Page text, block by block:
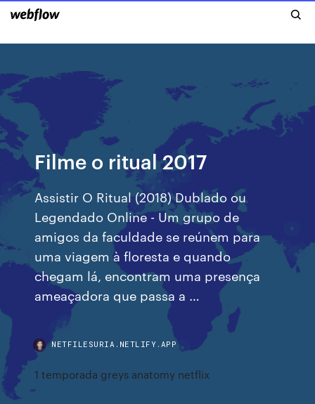
Filme o ritual 2017
Assistir O Ritual (2018) Dublado ou
Legendado Online - Um grupo de
amigos da faculdade se reúnem para
uma viagem à floresta e quando
chegam lá, encontram uma presença
ameaçadora que passa a …
NETFILESURIA.NETLIFY.APP
1 temporada greys anatomy netflix